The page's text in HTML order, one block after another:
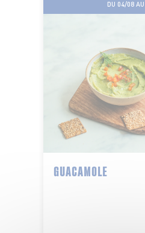
DU 04/08
GUACAMOLE